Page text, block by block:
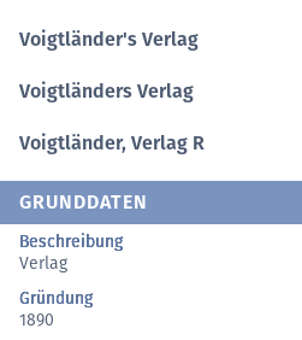
Voigtländer's Verlag
Voigtländers Verlag
Voigtländer, Verlag R
GRUNDDATEN
Beschreibung
Verlag
Gründung
1890